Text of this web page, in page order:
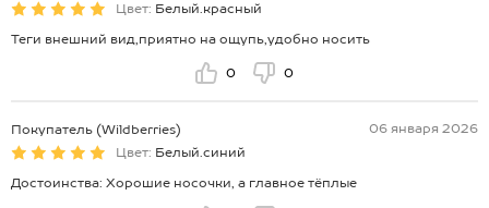
Цвет: Белый.красный
Теги внешний вид,приятно на ощупь,удобно носить
0 0
Покупатель (Wildberries)
06 января 2026
Цвет: Белый.синий
Достоинства: Хорошие носочки, а главное тёплые